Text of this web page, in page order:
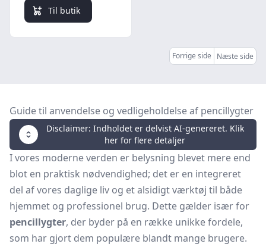
Til butik
Forrige side Næste side
Guide til anvendelse og vedligeholdelse af pencillygter
Disclaimer: Indholdet er delvist AI-genereret. Klik
her for flere detaljer
I vores moderne verden er belysning blevet mere end
blot en praktisk nødvendighed; det er en integreret
del af vores daglige liv og et alsidigt værktøj til både
hjemmet og professionel brug. Dette gælder især for
pencillygter, der byder på en række unikke fordele,
som har gjort dem populære blandt mange brugere.